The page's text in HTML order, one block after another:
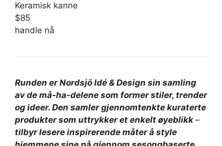
Keramisk kanne
$85
handle nå
Runden erNordsjö Idé & Design sin samling
av de må-ha-delene som former stiler, trender
og ideer. Den samler gjennomtenkte kuraterte
produkter som uttrykker et enkelt øyeblikk –
tilbyr lesere inspirerende måter å style